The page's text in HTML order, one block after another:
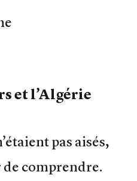
et l’Algérie
pas aisés,
comprendre.